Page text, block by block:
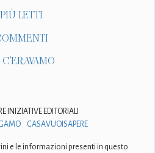
LETTI
INIZIATIVE EDITORIALI
CASAVUOISAPERE
e le informazioni presenti in questo